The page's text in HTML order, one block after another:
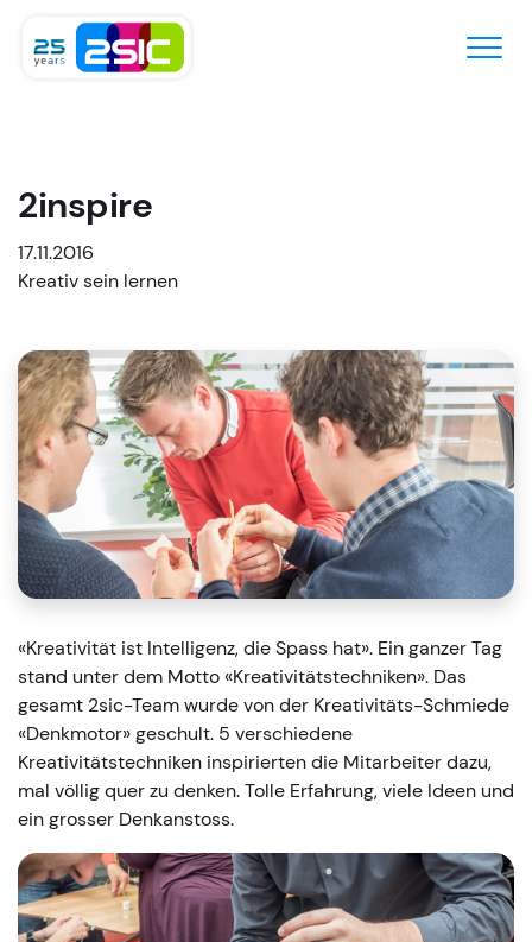
2inspire
17.11.2016
Kreativ sein lernen​
«Kreativität ist Intelligenz, die Spass hat». Ein ganzer Tag
stand unter dem Motto «Kreativitätstechniken». Das
gesamt 2sic-Team wurde von der Kreativitäts-Schmiede
«Denkmotor» geschult. 5 verschiedene
Kreativitätstechniken inspirierten die Mitarbeiter dazu,
mal völlig quer zu denken. Tolle Erfahrung, viele Ideen und
ein grosser Denkanstoss.